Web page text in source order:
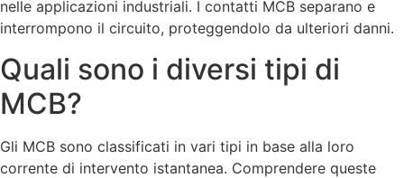
nelle applicazioni industriali. I contatti MCB separano e
interrompono il circuito, proteggendolo da ulteriori danni.
Quali sono i diversi tipi di
MCB?
Gli MCB sono classificati in vari tipi in base alla loro
corrente di intervento istantanea. Comprendere queste